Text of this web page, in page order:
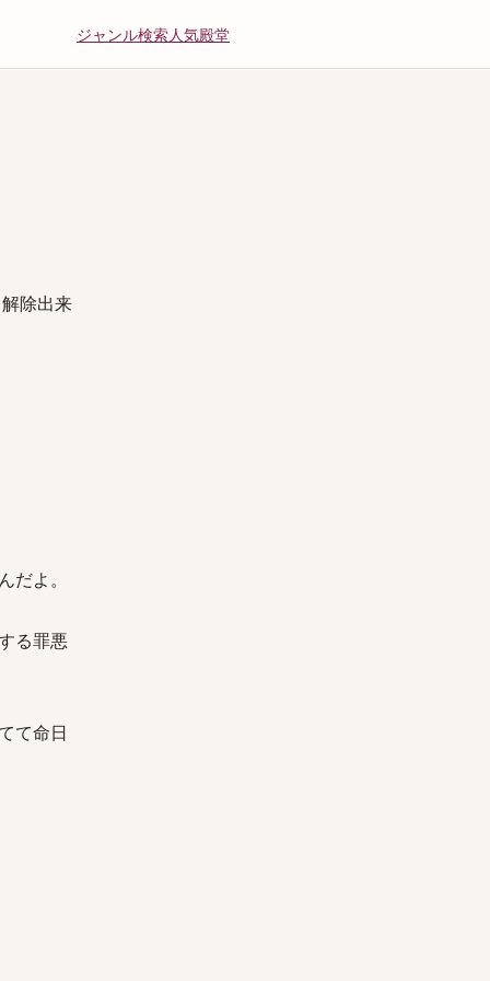
ジャンル検索人気殿堂
除出来
よ。
る罪悪
て命日